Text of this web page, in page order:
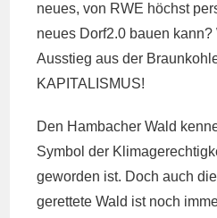
neues, von RWE höchst
neues Dorf2.0 bauen kann?
Ausstieg aus der
KAPITALISMUS!
Den Hambacher Wald
Symbol der
geworden ist. Doch auch
gerettete Wald ist noch